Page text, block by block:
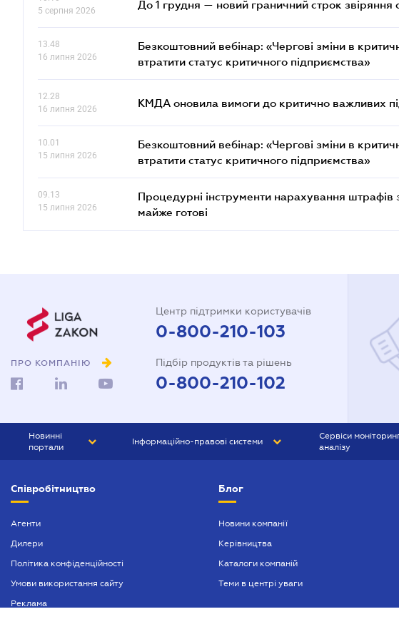
5 серпня 2026
До 1 грудня — новий граничний строк звіряння
13.48
16 липня 2026
Безкоштовний вебінар: «Чергові зміни в
втратити статус критичного підприємства»
12.28
16 липня 2026
КМДА оновила вимоги до критично важливих
10.01
15 липня 2026
Безкоштовний вебінар: «Чергові зміни в
втратити статус критичного підприємства»
09.13
15 липня 2026
Процедурні інструменти нарахування штрафів
майже готові
ПРО КОМПАНІЮ
Центр підтримки користувачів
0-800-210-103
Підбір продуктів та рішень
0-800-210-102
Новинні
портали
БІЗНЕС
Інформаційно-правові системи
БУХГАЛТЕР ПРОФ
Сервіси
аналізу
Співробітництво
Агенти
Дилери
Політика конфіденційності
Умови використання сайту
Реклама
Блог
Новини компанії
Керівництва
Каталоги компаній
Теми в центрі уваги